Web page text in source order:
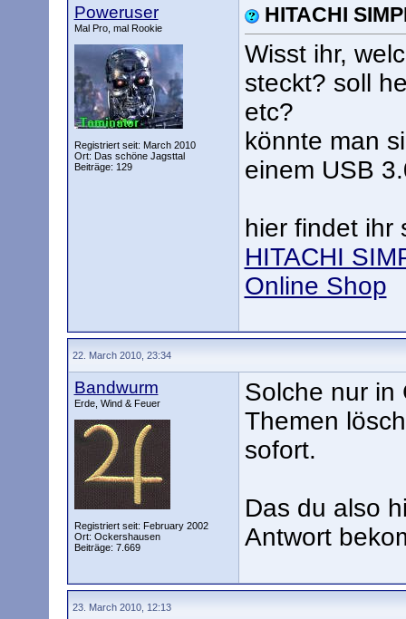
Poweruser
Mal Pro, mal Rookie
Registriert seit: March 2010
Ort: Das schöne Jagsttal
Beiträge: 129
HITACHI
Wisst ihr,
steckt? soll
etc?
könnte man
einem USB
hier findet ihr
HITACHI
Online Shop
22. March 2010, 23:34
Bandwurm
Erde, Wind & Feuer
Registriert seit: February 2002
Ort: Ockershausen
Beiträge: 7.669
Solche nur in
Themen
sofort.
Das du also
Antwort
23. March 2010, 12:13